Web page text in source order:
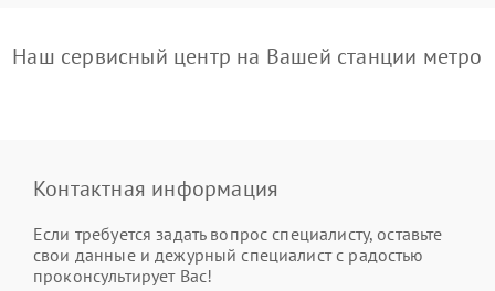
Наш сервисный центр на Вашей станции метро
Контактная информация
Если требуется задать вопрос специалисту, оставьте
свои данные и дежурный специалист с радостью
проконсультирует Вас!